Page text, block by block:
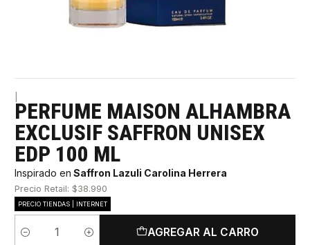
PERFUME MAISON ALHAMBRA
EXCLUSIF SAFFRON UNISEX
EDP 100 ML
Inspirado en Saffron Lazuli Carolina Herrera
Precio Retail: $38.990
PRECIO TIENDAS | INTERNET
Cantidad
AGREGAR AL CARRO